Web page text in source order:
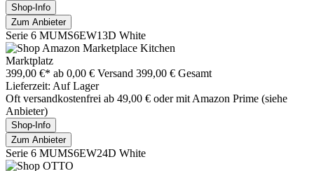
Shop-Info
Zum Anbieter
Serie 6 MUMS6EW13D White
Marktplatz
399,00 €* ab 0,00 € Versand 399,00 € Gesamt
Lieferzeit: Auf Lager
Oft versandkostenfrei ab 49,00 € oder mit Amazon Prime (siehe
Anbieter)
Shop-Info
Zum Anbieter
Serie 6 MUMS6EW24D White